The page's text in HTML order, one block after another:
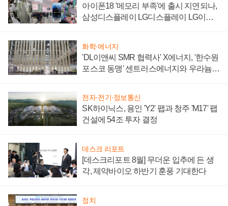
아이폰18 '메모리 부족'에 출시 지연되나,
삼성디스플레이 LG디스플레이 LG이노
화학·에너지
'DL이앤씨 SMR 협력사' X에너지, '한수원
포스코 동맹' 센트러스에너지와 우라늄
전자·전기·정보통신
SK하이닉스, 용인 'Y2' 팹과 청주 'M17' 팹
건설에 54조 투자 결정
데스크 리포트
[데스크리포트 8월] 무더운 입추에 든 생
각, 제약바이오 하반기 훈풍 기대한다
정치